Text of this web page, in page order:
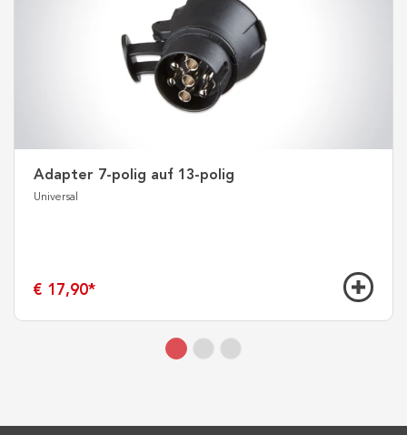
Adapter 7-polig auf 13-polig
Universal
€ 17,90*